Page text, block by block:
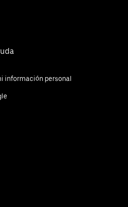
información personal